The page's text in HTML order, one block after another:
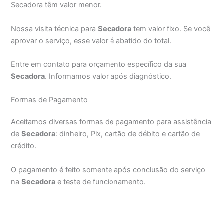
Secadora têm valor menor.
Nossa visita técnica paraSecadora tem valor fixo. Se você
aprovar o serviço, esse valor é abatido do total.
Entre em contato para orçamento específico da sua
Secadora. Informamos valor após diagnóstico.
Formas de Pagamento
Aceitamos diversas formas de pagamento para assistência
deSecadora: dinheiro, Pix, cartão de débito e cartão de
crédito.
O pagamento é feito somente após conclusão do serviço
naSecadora e teste de funcionamento.